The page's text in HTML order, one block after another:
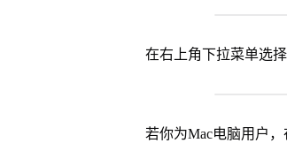
在右上角下拉菜单选
若你为Mac电脑用户